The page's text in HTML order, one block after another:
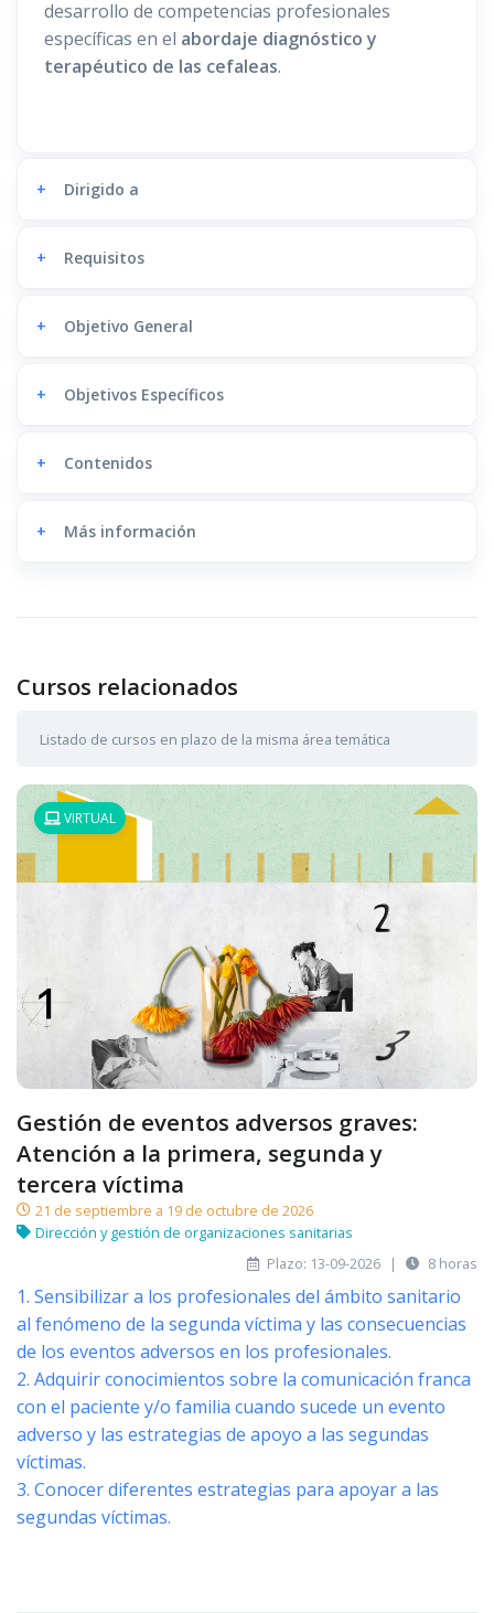
desarrollo de competencias profesionales
específicas en el abordaje diagnóstico y
terapéutico de las cefaleas.
+ Dirigido a
+ Requisitos
+ Objetivo General
+ Objetivos Específicos
+ Contenidos
+ Más información
Cursos relacionados
Listado de cursos en plazo de la misma área temática
VIRTUAL
Gestión de eventos adversos graves:
Atención a la primera, segunda y
tercera víctima
21 de septiembre a 19 de octubre de 2026
Dirección y gestión de organizaciones sanitarias
Plazo: 13-09-2026
| 8 horas
1. Sensibilizar a los profesionales del ámbito sanitario
al fenómeno de la segunda víctima y las consecuencias
de los eventos adversos en los profesionales.
2. Adquirir conocimientos sobre la comunicación franca
con el paciente y/o familia cuando sucede un evento
adverso y las estrategias de apoyo a las segundas
víctimas.
3. Conocer diferentes estrategias para apoyar a las
segundas víctimas.